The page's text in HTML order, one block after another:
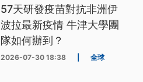
57天研發疫苗對抗非洲伊
波拉最新疫情 牛津大學團
隊如何辦到？
2026-07-30 18:38 全球